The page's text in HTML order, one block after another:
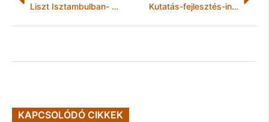
Liszt Isztambulban- meghívó zongoraestre Kutatás-fejlesztés-innováció a logisztikában
KAPCSOLÓDÓ CIKKEK